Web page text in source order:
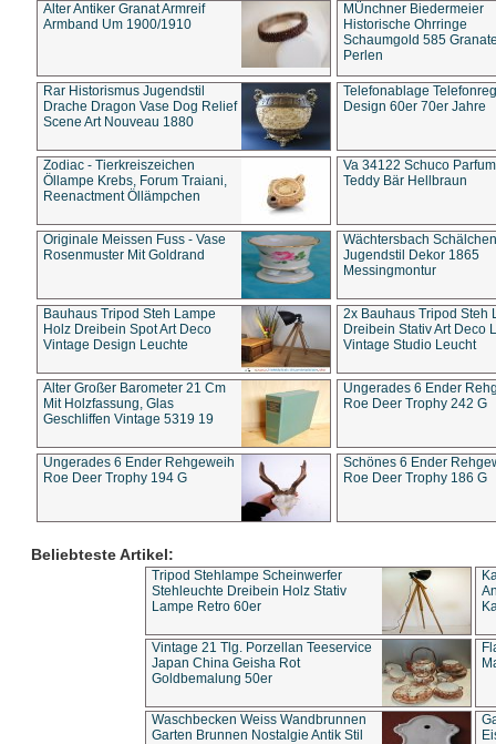
Alter Antiker Granat Armreif
Armband Um 1900/1910
MÜnchner Biedermeier
Historische Ohrringe
Schaumgold 585
Perlen
Rar Historismus Jugendstil
Drache Dragon Vase Dog Relief
Scene Art Nouveau 1880
Telefonablage
Design 60er 70er Jahre
Zodiac - Tierkreiszeichen
Öllampe Krebs, Forum Traiani,
Reenactment Öllämpchen
Va 34122 Schuco
Teddy Bär Hellbraun
Originale Meissen Fuss - Vase
Rosenmuster Mit Goldrand
Wächtersbach Schälchen
Jugendstil Dekor 1865
Messingmontur
Bauhaus Tripod Steh Lampe
Holz Dreibein Spot Art Deco
Vintage Design Leuchte
2x Bauhaus Tripod Steh
Dreibein Stativ Art Deco
Vintage Studio Leucht
Alter Großer Barometer 21 Cm
Mit Holzfassung, Glas
Geschliffen Vintage 5319 19
Ungerades 6 Ender
Roe Deer Trophy 242 G
Ungerades 6 Ender Rehgeweih
Roe Deer Trophy 194 G
Schönes 6 Ender
Roe Deer Trophy 186 G
Beliebteste Artikel:
Tripod Stehlampe Scheinwerfer
Stehleuchte Dreibein Holz Stativ
Lampe Retro 60er
Vintage 21 Tlg. Porzellan Teeservice
Japan China Geisha Rot
Goldbemalung 50er
Waschbecken Weiss Wandbrunnen
Garten Brunnen Nostalgie Antik Stil